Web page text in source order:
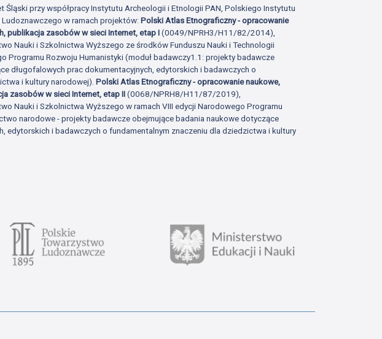
Śląski przy współpracy Instytutu Archeologii i Etnologii PAN, Polskiego Instytutu
w ramach projektów:Polski Atlas Etnograficzny - opracowanie
publikacja zasobów w sieci Internet, etap I(0049/NPRH3/H11/82/2014),
Nauki i Szkolnictwa Wyższego ze środków Funduszu Nauki i Technologii
Programu Rozwoju Humanistyki (moduł badawczy1.1: projekty badawcze
długofalowych prac dokumentacyjnych, edytorskich i badawczych o
i kultury narodowej).Polski Atlas Etnograficzny - opracowanie naukowe,
zasobów w sieci Internet, etap II(0068/NPRH8/H11/87/2019),
Nauki i Szkolnictwa Wyższego w ramach VIII edycji Narodowego Programu
narodowe - projekty badawcze obejmujące badania naukowe dotyczące
edytorskich i badawczych o fundamentalnym znaczeniu dla dziedzictwa i kultury